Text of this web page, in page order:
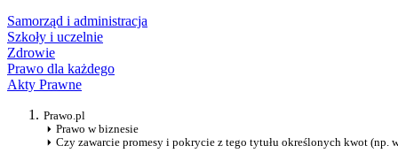
Samorząd i administracja
Szkoły i uczelnie
Zdrowie
Prawo dla każdego
Akty Prawne
Prawo.pl
Prawo w biznesie
Czy zawarcie promesy i pokrycie z tego tytułu określonych kwot (np.